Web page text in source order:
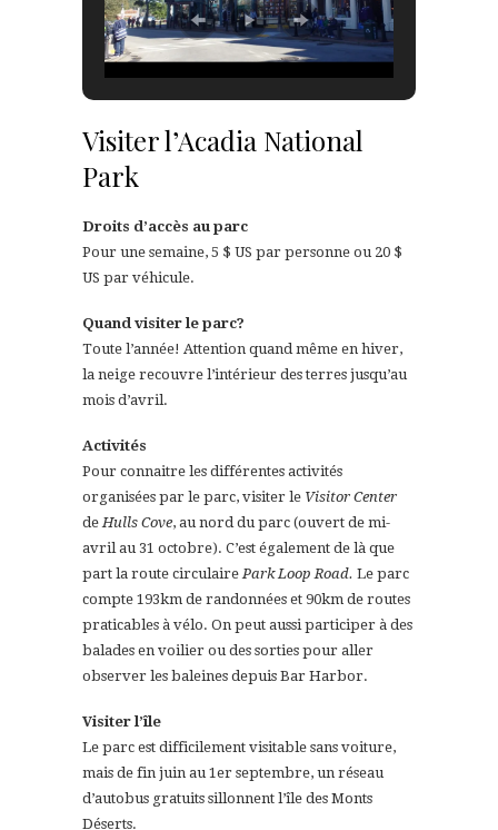
Visiter l’Acadia National
Park
Droits d’accès au parc
Pour une semaine, 5 $ US par personne ou 20 $
US par véhicule.
Quand visiter le parc?
Toute l’année! Attention quand même en hiver,
la neige recouvre l’intérieur des terres jusqu’au
mois d’avril.
Activités
Pour connaitre les différentes activités
organisées par le parc, visiter le Visitor Center
deHulls Cove, au nord du parc (ouvert de mi-
avril au 31 octobre). C’est également de là que
part la route circulairePark Loop Road. Le parc
compte 193km de randonnées et 90km de routes
praticables à vélo. On peut aussi participer à des
balades en voilier ou des sorties pour aller
observer les baleines depuis Bar Harbor.
Visiter l’île
Le parc est difficilement visitable sans voiture,
mais de fin juin au 1er septembre, un réseau
d’autobus gratuits sillonnent l’île des Monts
Déserts.